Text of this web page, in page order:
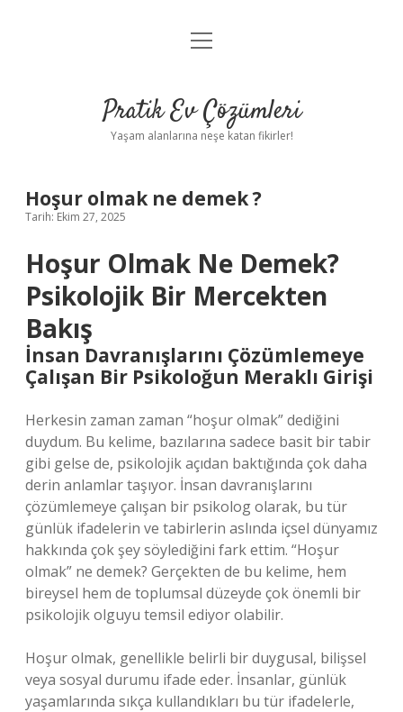
Anasayfa
Yasal Uyarı
menüyü
Pratik Ev Çözümleri
Yaşam alanlarına neşe katan fikirler!
Hoşur olmak ne demek ?
Tarih: Ekim 27, 2025
Hoşur Olmak Ne Demek?
Psikolojik Bir Mercekten
Bakış
İnsan Davranışlarını Çözümlemeye
Çalışan Bir Psikoloğun Meraklı Girişi
Herkesin zaman zaman “hoşur olmak” dediğini
duydum. Bu kelime, bazılarına sadece basit bir tabir
gibi gelse de, psikolojik açıdan baktığında çok daha
derin anlamlar taşıyor. İnsan davranışlarını
çözümlemeye çalışan bir psikolog olarak, bu tür
günlük ifadelerin ve tabirlerin aslında içsel dünyamız
hakkında çok şey söylediğini fark ettim. “Hoşur
olmak” ne demek? Gerçekten de bu kelime, hem
bireysel hem de toplumsal düzeyde çok önemli bir
psikolojik olguyu temsil ediyor olabilir.
Hoşur olmak, genellikle belirli bir duygusal, bilişsel
veya sosyal durumu ifade eder. İnsanlar, günlük
yaşamlarında sıkça kullandıkları bu tür ifadelerle,